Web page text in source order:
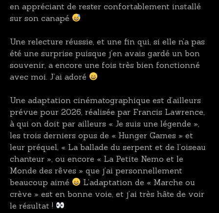
en appréciant de rester confortablement installé
sur son canapé
Une relecture réussie, et une fin qui, si elle n’a pas
été une surprise puisque j’en avais gardé un bon
souvenir, a encore une fois très bien fonctionné
avec moi. J’ai adoré
Une adaptation cinématographique est d’ailleurs
prévue pour 2026, réalisée par Francis Lawrence,
à qui on doit par ailleurs « Je suis une légende »,
les trois derniers opus de « Hunger Games » et
leur préquel, « La ballade du serpent et de l’oiseau
chanteur », ou encore « La Petite Nemo et le
Monde des rêves » que j’ai personnellement
beaucoup aimé
L’adaptation de « Marche ou
crève » est en bonne voie, et j’ai très hâte de voir
le résultat !